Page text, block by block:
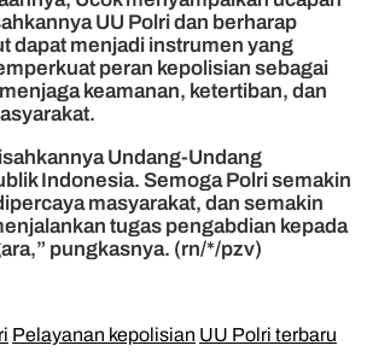
UU Polri dan berharap
dapat menjadi instrumen yang
peran kepolisian sebagai
keamanan, ketertiban, dan
Undang-Undang
Indonesia. Semoga Polri semakin
masyarakat, dan semakin
tugas pengabdian kepada
pungkasnya. (rn/*/pzv)
Pelayanan kepolisian UU Polri terbaru